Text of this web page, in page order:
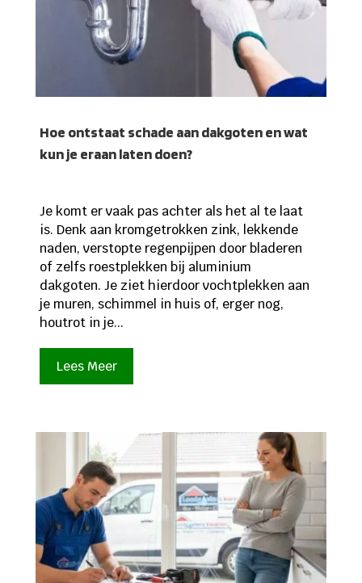
Hoe ontstaat schade aan dakgoten en wat
kun je eraan laten doen?
Je komt er vaak pas achter als het al te laat
is. Denk aan kromgetrokken zink, lekkende
naden, verstopte regenpijpen door bladeren
of zelfs roestplekken bij aluminium
dakgoten. Je ziet hierdoor vochtplekken aan
je muren, schimmel in huis of, erger nog,
houtrot in je...
Lees Meer